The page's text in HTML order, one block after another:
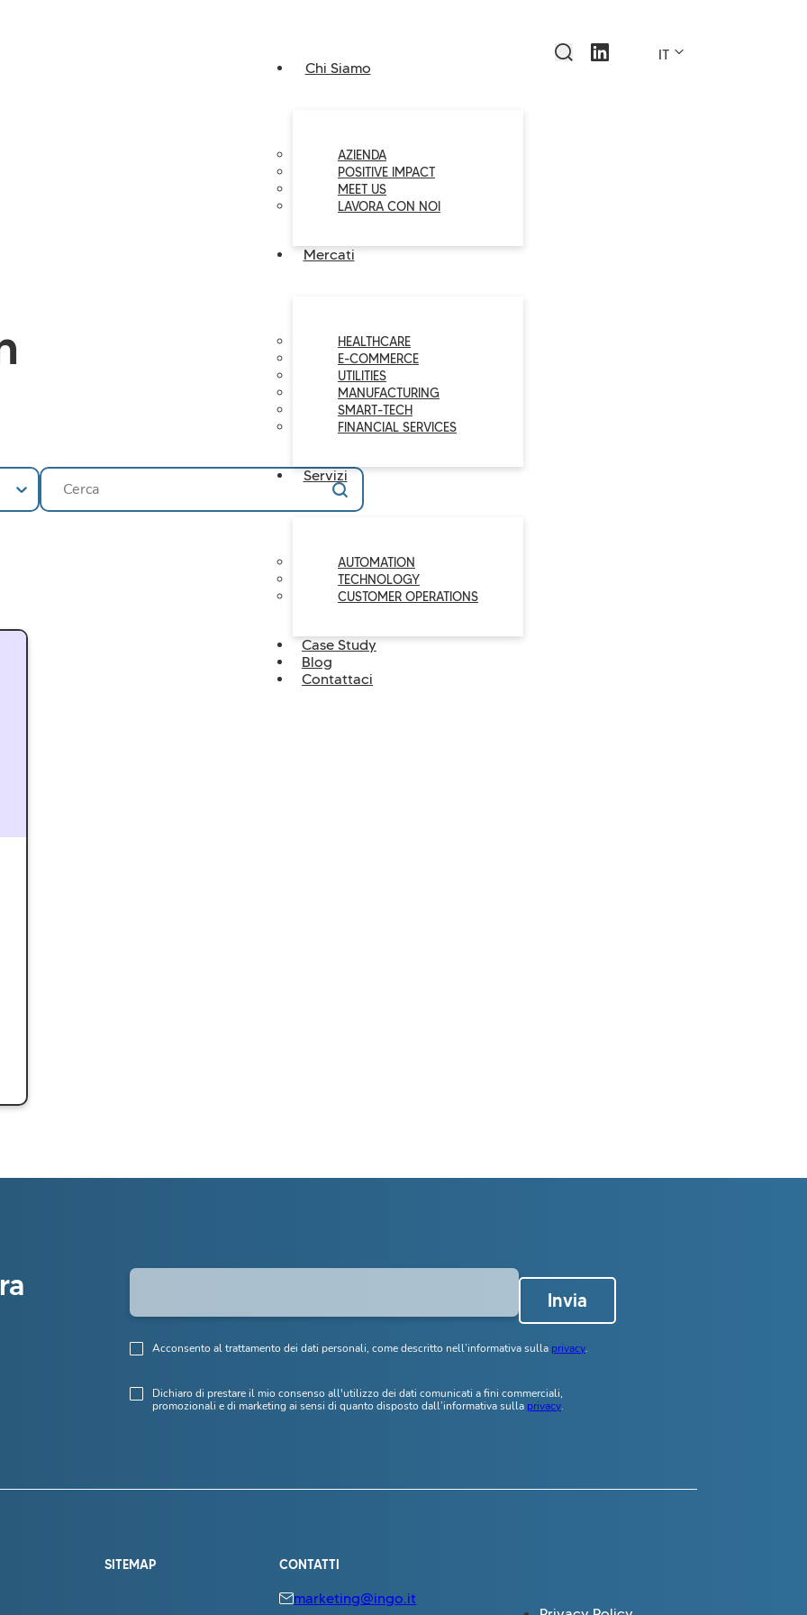
Chi Siamo
AZIENDA
POSITIVE IMPACT
MEET US
LAVORA CON NOI
Mercati
HEALTHCARE
E-COMMERCE
UTILITIES
MANUFACTURING
SMART-TECH
FINANCIAL SERVICES
Servizi
AUTOMATION
TECHNOLOGY
CUSTOMER OPERATIONS
Case Study
Blog
Contattaci
IT
Ricerca
Search content
Invia
Acconsento al trattamento dei dati personali, come descritto nell’informativa sulla privacy.
Dichiaro di prestare il mio consenso all'utilizzo dei dati comunicati a fini commerciali,
promozionali e di marketing ai sensi di quanto disposto dall’informativa sulla privacy.
SITEMAP CONTATTI
marketing@ingo.it